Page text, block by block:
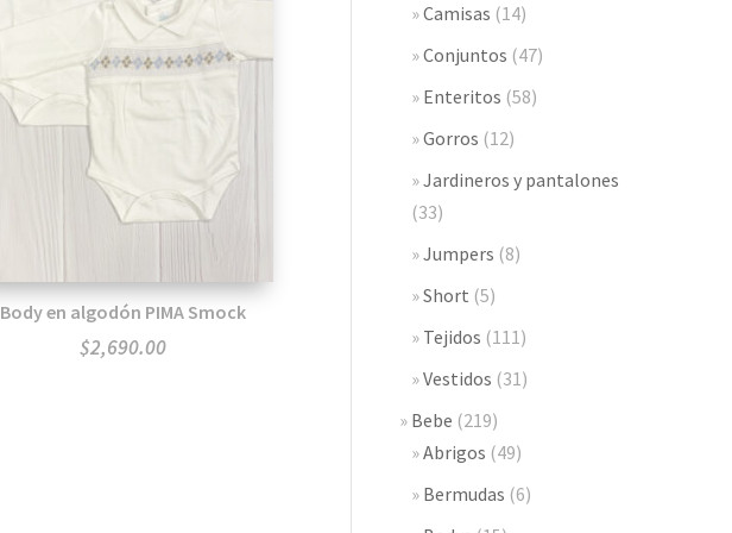
Body en algodón PIMA Smock
$2,690.00
Camisas (14)
Conjuntos (47)
Enteritos (58)
Gorros (12)
Jardineros y pantalones
(33)
Jumpers (8)
Short (5)
Tejidos (111)
Vestidos (31)
Bebe (219)
Abrigos (49)
Bermudas (6)